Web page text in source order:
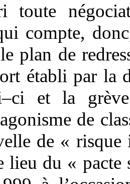
toute
compte,
plan de
établi par la
et la
de
de « risque
lieu du « pacte